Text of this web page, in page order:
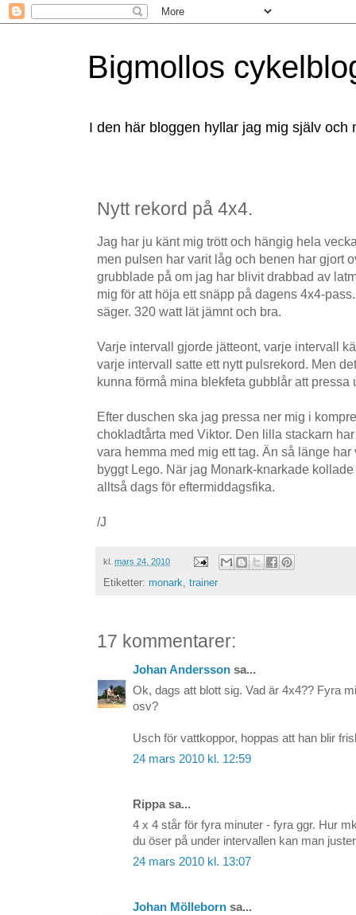
Bigmollos
I den här bloggen hyllar jag mig själv
Nytt rekord på 4x4.
Jag har ju känt mig trött och hängig hela
men pulsen har varit låg och benen har gjort
grubblade på om jag har blivit drabbad av
mig för att höja ett snäpp på dagens 4x4-
säger. 320 watt lät jämnt och bra.
Varje intervall gjorde jätteont, varje intervall
varje intervall satte ett nytt pulsrekord. Men
kunna förmå mina blekfeta gubblår att pressa
Efter duschen ska jag pressa ner mig i
chokladtårta med Viktor. Den lilla stackarn
vara hemma med mig ett tag. Än så länge
byggt Lego. När jag Monark-knarkade
alltså dags för eftermiddagsfika.
/J
kl. mars 24, 2010
Etiketter: monark, trainer
17 kommentarer:
Johan Andersson sa...
Ok, dags att blott sig. Vad är 4x4?? Fyra
osv?
Usch för vattkoppor, hoppas att han blir
24 mars 2010 kl. 12:59
Rippa sa...
4 x 4 står för fyra minuter - fyra ggr. Hur
du öser på under intervallen kan man
24 mars 2010 kl. 13:07
Johan Mölleborn sa...